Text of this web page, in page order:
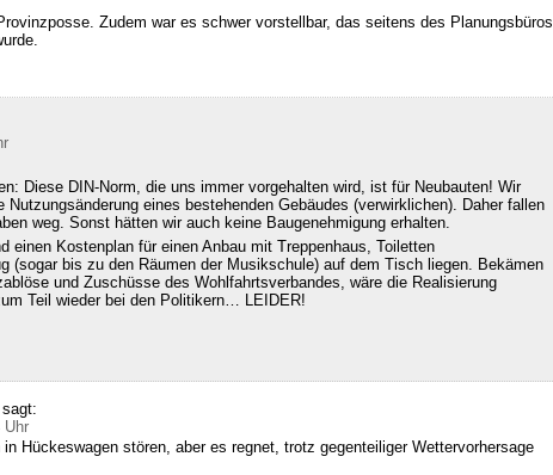
Zudem war es schwer vorstellbar, das seitens des Planungsbüros
Diese DIN-Norm, die uns immer vorgehalten wird, ist für Neubauten! Wir
Nutzungsänderung eines bestehenden Gebäudes (verwirklichen). Daher fallen
weg. Sonst hätten wir auch keine Baugenehmigung erhalten.
einen Kostenplan für einen Anbau mit Treppenhaus, Toiletten
(sogar bis zu den Räumen der Musikschule) auf dem Tisch liegen. Bekämen
und Zuschüsse des Wohlfahrtsverbandes, wäre die Realisierung
Teil wieder bei den Politikern… LEIDER!
sagt:
Uhr
Hückeswagen stören, aber es regnet, trotz gegenteiliger Wettervorhersage